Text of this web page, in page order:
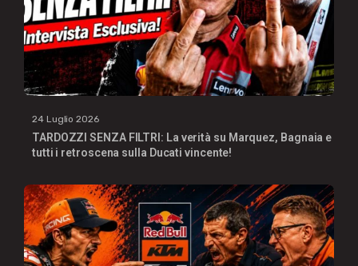
24 Luglio 2026
TARDOZZI SENZA FILTRI: La verità su Marquez, Bagnaia e
tutti i retroscena sulla Ducati vincente!